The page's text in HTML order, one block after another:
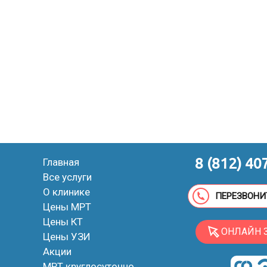
Главная
Все услуги
О клинике
Цены МРТ
Цены КТ
Цены УЗИ
Акции
8 (812)
ОНЛАЙН